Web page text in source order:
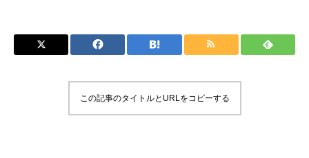
この記事のタイトルとURLをコピーする